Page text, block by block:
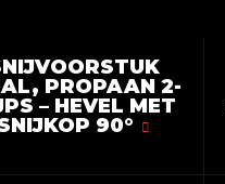
PROPAAN 2-
– HEVEL MET
90°